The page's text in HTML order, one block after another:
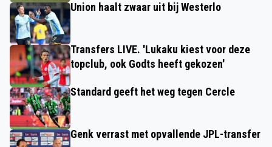
Union haalt zwaar uit bij Westerlo
Transfers LIVE. 'Lukaku kiest voor deze
topclub, ook Godts heeft gekozen'
Standard geeft het weg tegen Cercle
Genk verrast met opvallende JPL-transfer